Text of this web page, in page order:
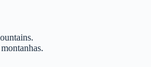
montanhas.